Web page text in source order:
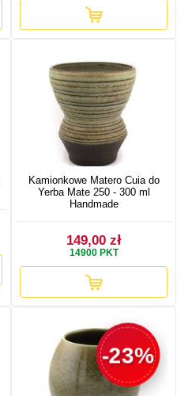
Kamionkowe Matero Cuia do
Yerba Mate 250 - 300 ml
Handmade
149,00 zł
14900PKT
-23%